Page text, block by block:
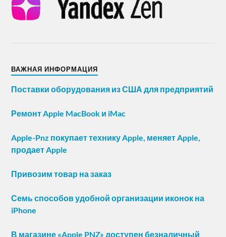
ВАЖНАЯ ИНФОРМАЦИЯ
Поставки оборудования из США для предприятий
Ремонт Apple MacBook и iMac
Apple-Pnz покупает технику Apple, меняет Apple,
продает Apple
Привозим товар на заказ
Семь способов удобной организации иконок на
iPhone
В магазине «Apple PNZ» доступен безналичный